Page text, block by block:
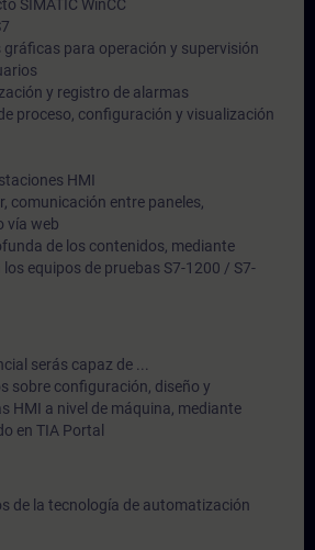
SIMATIC WinCC
gráficas para operación y supervisión
y registro de alarmas
proceso, configuración y visualización
HMI
comunicación entre paneles,
vía web
de los contenidos, mediante
equipos de pruebas S7-1200 / S7-
serás capaz de ...
sobre configuración, diseño y
HMI a nivel de máquina, mediante
en TIA Portal
de la tecnología de automatización